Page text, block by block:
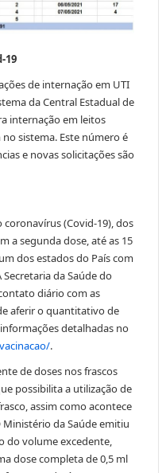
19
de internação em UTI
da Central Estadual de
internação em leitos
sistema. Este número é
e novas solicitações são
coronavírus (Covid-19), dos
a segunda dose, até as 15
dos estados do País com
da Saúde do
diário com as
aferir o quantitativo de
detalhadas no
.
de doses nos frascos
possibilita a utilização de
assim como acontece
da Saúde emitiu
do volume excedente,
dose completa de 0,5 ml